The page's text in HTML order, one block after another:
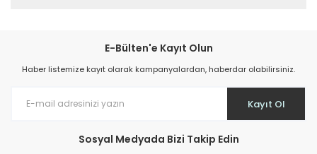
E-Bülten'e Kayıt Olun
Haber listemize kayıt olarak kampanyalardan, haberdar olabilirsiniz.
Kayıt Ol
Sosyal Medyada Bizi Takip Edin